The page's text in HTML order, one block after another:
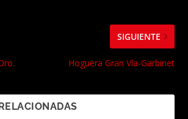
SIGUIENTE
Hoguera Gran Vía-Garbinet